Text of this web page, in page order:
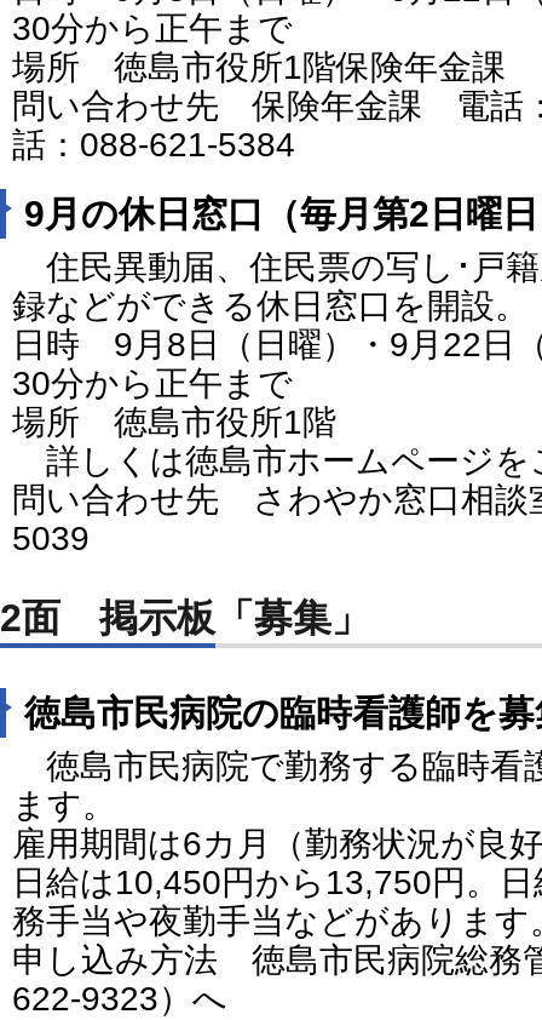
30分から正午まで
場所 徳島市役所1階保険年金課
問い合わせ先 保険年金課 電話
話：088-621-5384
9月の休日窓口（毎月第2日曜
住民異動届、住民票の写し･戸
録などができる休日窓口を開設。
日時 9月8日（日曜）・9月22日
30分から正午まで
場所 徳島市役所1階
詳しくは徳島市ホームページ
問い合わせ先 さわやか窓口相
5039
2面 掲示板「募集」
徳島市民病院の臨時看護師を
徳島市民病院で勤務する臨時看
ます。
雇用期間は6カ月（勤務状況が良
日給は10,450円から13,750円。
務手当や夜勤手当などがあります
申し込み方法 徳島市民病院総務
622-9323）へ